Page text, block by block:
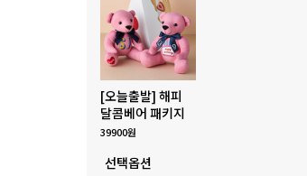
[오늘출발] 해피
달콤베어 패키지
39900원
선택옵션